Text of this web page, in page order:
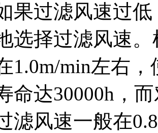
果过滤风速过
选择过滤风速
1.0m/min左右
命达30000h，
滤风速一般在